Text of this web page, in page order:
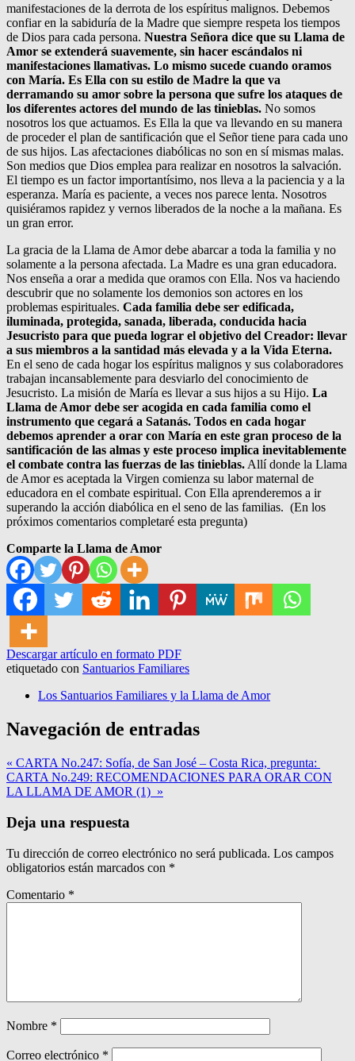
manifestaciones de la derrota de los espíritus malignos. Debemos
confiar en la sabiduría de la Madre que siempre respeta los tiempos
de Dios para cada persona. Nuestra Señora dice que su Llama de
Amor se extenderá suavemente, sin hacer escándalos ni
manifestaciones llamativas. Lo mismo sucede cuando oramos
con María. Es Ella con su estilo de Madre la que va
derramando su amor sobre la persona que sufre los ataques de
los diferentes actores del mundo de las tinieblas. No somos
nosotros los que actuamos. Es Ella la que va llevando en su manera
de proceder el plan de santificación que el Señor tiene para cada uno
de sus hijos. Las afectaciones diabólicas no son en sí mismas malas.
Son medios que Dios emplea para realizar en nosotros la salvación.
El tiempo es un factor importantísimo, nos lleva a la paciencia y a la
esperanza. María es paciente, a veces nos parece lenta. Nosotros
quisiéramos rapidez y vernos liberados de la noche a la mañana. Es
un gran error.
La gracia de la Llama de Amor debe abarcar a toda la familia y no
solamente a la persona afectada. La Madre es una gran educadora.
Nos enseña a orar a medida que oramos con Ella. Nos va haciendo
descubrir que no solamente los demonios son actores en los
problemas espirituales. Cada familia debe ser edificada,
iluminada, protegida, sanada, liberada, conducida hacia
Jesucristo para que pueda lograr el objetivo del Creador: llevar
a sus miembros a la santidad más elevada y a la Vida Eterna.
En el seno de cada hogar los espíritus malignos y sus colaboradores
trabajan incansablemente para desviarlo del conocimiento de
Jesucristo. La misión de María es llevar a sus hijos a su Hijo. La
Llama de Amor debe ser acogida en cada familia como el
instrumento que cegará a Satanás. Todos en cada hogar
debemos aprender a orar con María en este gran proceso de la
santificación de las almas y este proceso implica inevitablemente
el combate contra las fuerzas de las tinieblas.Allí donde la Llama
de Amor es aceptada la Virgen comienza su labor maternal de
educadora en el combate espiritual. Con Ella aprenderemos a ir
superando la acción diabólica en el seno de las familias. (En los
próximos comentarios completaré esta pregunta)
Comparte la Llama de Amor
Descargar artículo en formato PDF
etiquetado con Santuarios Familiares
Los Santuarios Familiares y la Llama de Amor
Navegación de entradas
« CARTA No.247: Sofía, de San José – Costa Rica, pregunta:
CARTA No.249: RECOMENDACIONES PARA ORAR CON
LA LLAMA DE AMOR (1) »
Deja una respuesta
Tu dirección de correo electrónico no será publicada. Los campos
obligatorios están marcados con *
Comentario *
Nombre *
Correo electrónico *